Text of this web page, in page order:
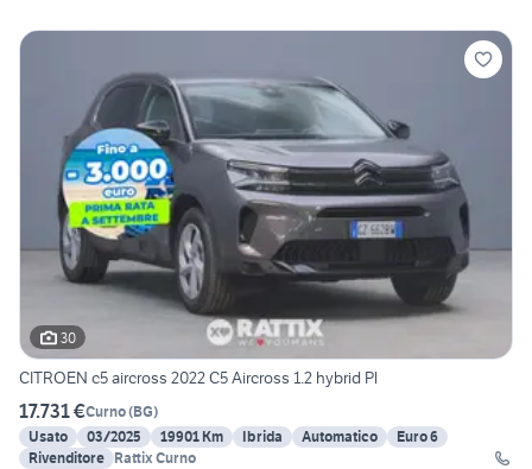
30
CITROEN c5 aircross 2022 C5 Aircross 1.2 hybrid Pl
17.731 €Curno(BG)
Usato
03/2025 19901 Km Ibrida Automatico
Euro 6
Rivenditore Rattix Curno